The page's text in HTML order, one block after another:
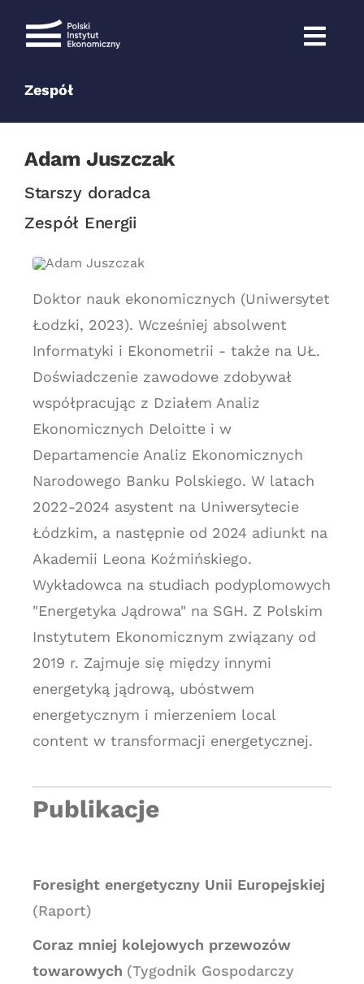
Zespół
Adam Juszczak
Starszy doradca
Zespół Energii
Doktor nauk ekonomicznych (Uniwersytet
Łodzki, 2023). Wcześniej absolwent
Informatyki i Ekonometrii - także na UŁ.
Doświadczenie zawodowe zdobywał
współpracując z Działem Analiz
Ekonomicznych Deloitte i w
Departamencie Analiz Ekonomicznych
Narodowego Banku Polskiego. W latach
2022-2024 asystent na Uniwersytecie
Łódzkim, a następnie od 2024 adiunkt na
Akademii Leona Koźmińskiego.
Wykładowca na studiach podyplomowych
"Energetyka Jądrowa" na SGH. Z Polskim
Instytutem Ekonomicznym związany od
2019 r. Zajmuje się między innymi
energetyką jądrową, ubóstwem
energetycznym i mierzeniem local
content w transformacji energetycznej.
Publikacje
Foresight energetyczny Unii Europejskiej
(Raport)
Coraz mniej kolejowych przewozów
towarowych (Tygodnik Gospodarczy